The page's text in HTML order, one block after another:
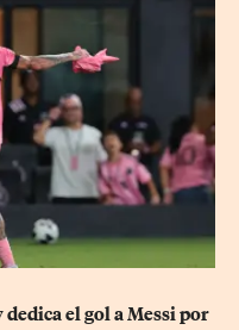
el gol a Messi por